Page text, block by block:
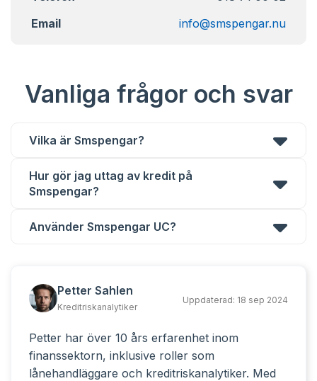
Email
info@smspengar.nu
Vanliga frågor och svar
Vilka är Smspengar?
Hur gör jag uttag av kredit på
Smspengar?
Använder Smspengar UC?
Petter Sahlen
Kreditriskanalytiker
Uppdaterad: 18 sep 2024
Petter har över 10 års erfarenhet inom
finanssektorn, inklusive roller som
lånehandläggare och kreditriskanalytiker. Med